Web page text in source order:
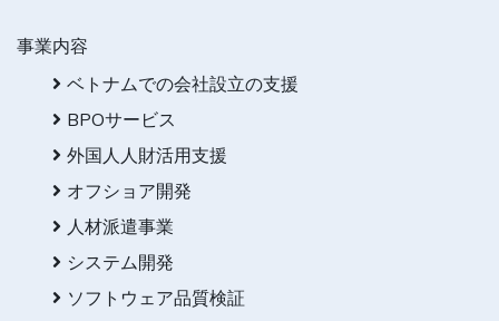
事業内容
ベトナムでの会社設立の支援
BPOサービス
外国人人財活用支援
オフショア開発
人材派遣事業
システム開発
ソフトウェア品質検証